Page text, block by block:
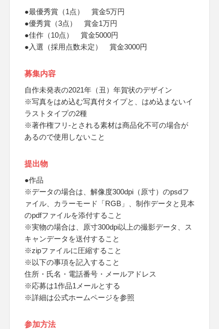
●最優秀賞（1点） 賞金5万円
●優秀賞（3点） 賞金1万円
●佳作（10点） 賞金5000円
●入選（採用点数未定） 賞金3000円
募集内容
自作未発表の2021年（丑）年賀状のデザイン
※写真をはめ込む写真付タイプと、はめ込まないイ
ラストタイプの2種
※著作権フリ-とされる素材は商品化不可の場合が
あるので使用しないこと
提出物
●作品
※データの場合は、解像度300dpi（原寸）のpsdフ
ァイル、カラーモード「RGB」、制作データと見本
のpdfファイルを添付すること
※実物の場合は、原寸300dpi以上の撮影データ、ス
キャンデータを送付すること
※zipファイルに圧縮すること
※以下の事項を記入すること
住所・氏名・電話番号・メールアドレス
※応募は1作品1メールとする
※詳細は公式ホームページを参照
参加方法